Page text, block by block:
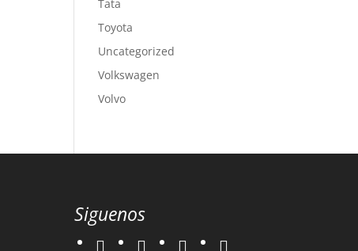
Tata
Toyota
Uncategorized
Volkswagen
Volvo
Siguenos
twitter instagramfacebook google